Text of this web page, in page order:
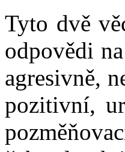
Tyto dvě
odpovědi
agresivně,
pozitivní,